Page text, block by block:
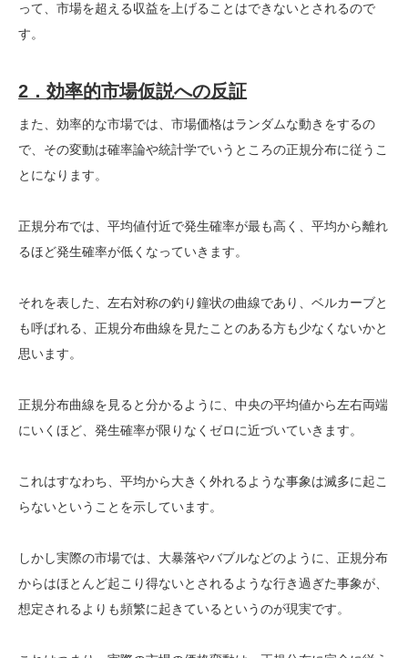
って、市場を超える収益を上げることはできないとされるので
す。
2．効率的市場仮説への反証
また、効率的な市場では、市場価格はランダムな動きをするの
で、その変動は確率論や統計学でいうところの正規分布に従うこ
とになります。
正規分布では、平均値付近で発生確率が最も高く、平均から離れ
るほど発生確率が低くなっていきます。
それを表した、左右対称の釣り鐘状の曲線であり、ベルカーブと
も呼ばれる、正規分布曲線を見たことのある方も少なくないかと
思います。
正規分布曲線を見ると分かるように、中央の平均値から左右両端
にいくほど、発生確率が限りなくゼロに近づいていきます。
これはすなわち、平均から大きく外れるような事象は滅多に起こ
らないということを示しています。
しかし実際の市場では、大暴落やバブルなどのように、正規分布
からはほとんど起こり得ないとされるような行き過ぎた事象が、
想定されるよりも頻繁に起きているというのが現実です。